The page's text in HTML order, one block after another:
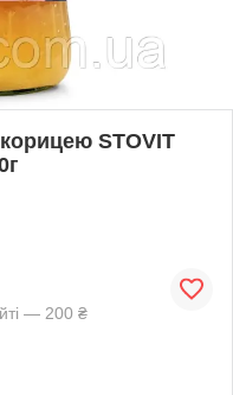
STOVIT
— 200 ₴